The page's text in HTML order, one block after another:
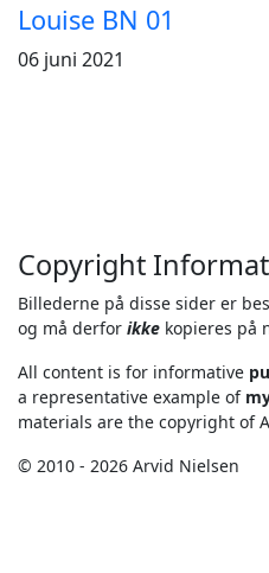
Louise BN 01
06 juni 2021
Copyright
Billederne på disse sider er
og må derfor ikke kopieres på
All content is for informative
a representative example of
materials are the copyright of
© 2010 - 2026 Arvid Nielsen